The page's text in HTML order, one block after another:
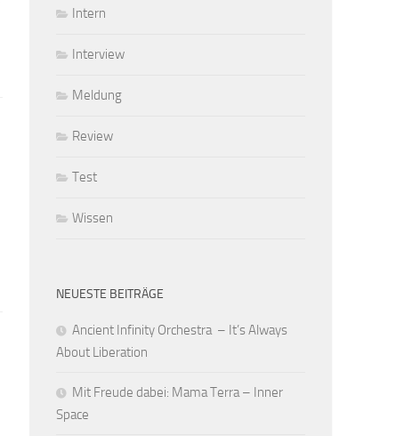
Intern
Interview
Meldung
Review
Test
Wissen
NEUESTE BEITRÄGE
Ancient Infinity Orchestra – It’s Always
About Liberation
Mit Freude dabei: Mama Terra – Inner
Space